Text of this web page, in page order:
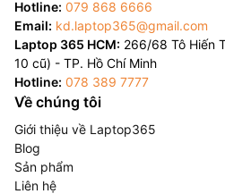
Hotline: 079 868 6666
Email: kd.laptop365@gmail.com
Laptop 365 HCM: 266/68 Tô Hiến
10 cũ) - TP. Hồ Chí Minh
Hotline: 078 389 7777
Về chúng tôi
Giới thiệu về Laptop365
Blog
Sản phẩm
Liên hệ